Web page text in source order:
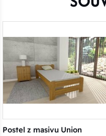
Postel z masivu Union